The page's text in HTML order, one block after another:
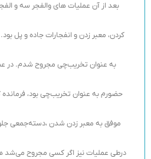
بعد از آن عملیات های والفجر سه و
کردن، معبر زدن و انفجارات جاده و پل
به عنوان تخریب‌چی مجروح شدم. در
حضورم به عنوان تخریب‌چی بود،
موفق به معبر زدن شدن ،دسته‌جمعی جلو
درطی عملیات نیز اگر کسی مجروح